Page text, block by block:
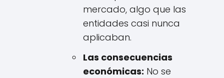
mercado, algo que las
entidades casi nunca
aplicaban.
Las consecuencias
económicas: No se